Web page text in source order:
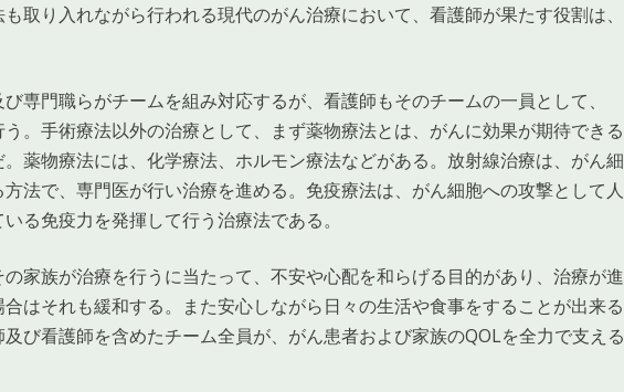
取り入れながら行われる現代のがん治療において、看護師が果たす役割は、
専門職らがチームを組み対応するが、看護師もそのチームの一員として、
。手術療法以外の治療として、まず薬物療法とは、がんに効果が期待できる
薬物療法には、化学療法、ホルモン療法などがある。放射線治療は、がん細
法で、専門医が行い治療を進める。免疫療法は、がん細胞への攻撃として人
る免疫力を発揮して行う治療法である。
家族が治療を行うに当たって、不安や心配を和らげる目的があり、治療が進
はそれも緩和する。また安心しながら日々の生活や食事をすることが出来る
び看護師を含めたチーム全員が、がん患者および家族のQOLを全力で支える